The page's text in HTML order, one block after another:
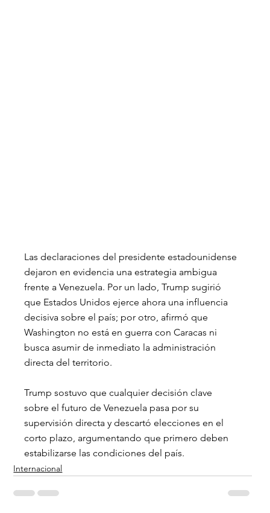
Las declaraciones del presidente estadounidense
dejaron en evidencia una estrategia ambigua
frente a Venezuela. Por un lado, Trump sugirió
que Estados Unidos ejerce ahora una influencia
decisiva sobre el país; por otro, afirmó que
Washington no está en guerra con Caracas ni
busca asumir de inmediato la administración
directa del territorio.
Trump sostuvo que cualquier decisión clave
sobre el futuro de Venezuela pasa por su
supervisión directa y descartó elecciones en el
corto plazo, argumentando que primero deben
estabilizarse las condiciones del país.
Internacional